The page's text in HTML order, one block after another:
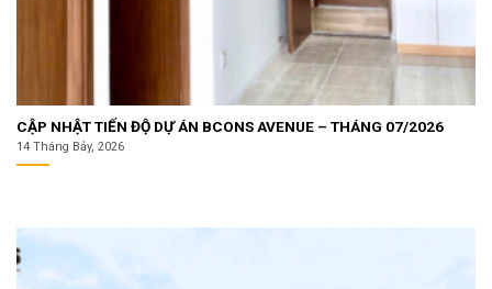
CẬP NHẬT TIẾN ĐỘ DỰ ÁN BCONS AVENUE – THÁNG 07/2026
14 Tháng Bảy, 2026